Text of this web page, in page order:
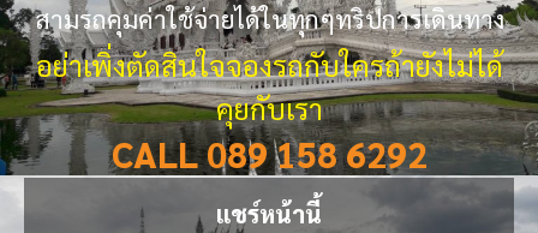
สามรถคุมค่าใช้จ่ายได้ในทุกๆทริปการเดินทาง
อย่าเพิ่งตัดสินใจจองรถกับใครถ้ายังไม่ได้
คุยกับเรา
CALL 089 158 6292
แชร์หน้านี้